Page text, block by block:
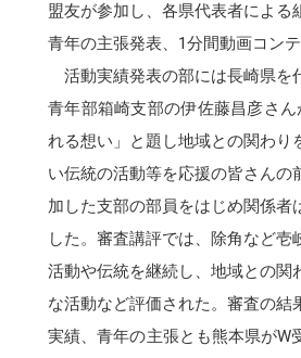
盟友が参加し、各県代表者による
青年の主張発表、1分間動画コンテ
活動実績発表の部には長崎県を
青年部箱崎支部の伊佐藤昌彦さ
れる想い」と題し地域との関わり
い伝統の活動等を応援の皆さんの
加した支部の部員をはじめ関係者
した。審査講評では、除角など壱
活動や伝統を継続し、地域との関
な活動など評価された。審査の結
実績、青年の主張とも熊本県がW